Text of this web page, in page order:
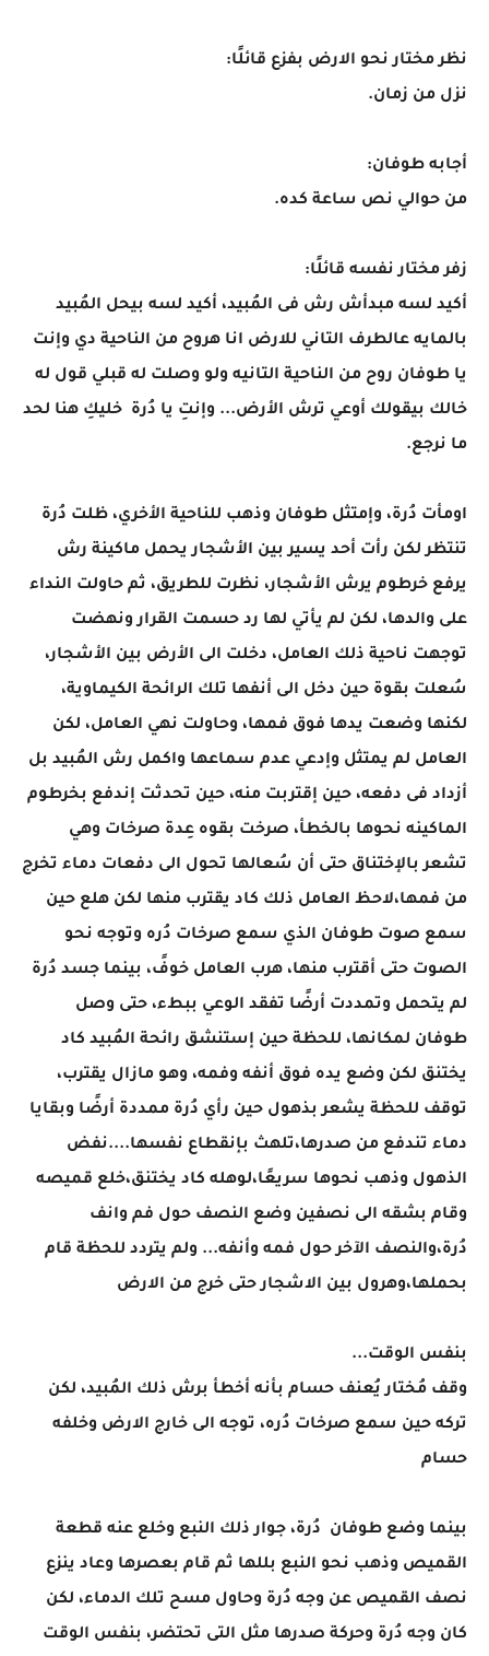
نظر مختار نحو الارض بفزع قائلًا:
نزل من زمان.
أجابه طوفان:
من حوالي نص ساعة كده.
زفر مختار نفسه قائلًا:
أكيد لسه مبدأش رش فى المُبيد، أكيد لسه بيحل المُبيد
بالمايه عالطرف التاني للارض انا هروح من الناحية دي وإنت
يا طوفان روح من الناحية التانيه ولو وصلت له قبلي قول له
خالك بيقولك أوعي ترش الأرض... وإنتِ يا دُرة خليكِ هنا لحد
ما نرجع.
اومأت دُرة، وإمتثل طوفان وذهب للناحية الأخري، ظلت دُرة
تنتظر لكن رأت أحد يسير بين الأشجار يحمل ماكينة رش
يرفع خرطوم يرش الأشجار، نظرت للطريق، ثم حاولت النداء
على والدها، لكن لم يأتي لها رد حسمت القرار ونهضت
توجهت ناحية ذلك العامل، دخلت الى الأرض بين الأشجار،
سُعلت بقوة حين دخل الى أنفها تلك الرائحة الكيماوية،
لكنها وضعت يدها فوق فمها، وحاولت نهي العامل، لكن
العامل لم يمتثل وإدعي عدم سماعها واكمل رش المُبيد بل
أزداد فى دفعه، حين إقتربت منه، حين تحدثت إندفع بخرطوم
الماكينه نحوها بالخطأ، صرخت بقوه عِدة صرخات وهي
تشعر بالإختناق حتى أن سُعالها تحول الى دفعات دماء تخرج
من فمها،لاحظ العامل ذلك كاد يقترب منها لكن هلع حين
سمع صوت طوفان الذي سمع صرخات دُره وتوجه نحو
الصوت حتى أقترب منها، هرب العامل خوفً، بينما جسد دُرة
لم يتحمل وتمددت أرضًا تفقد الوعي ببطء، حتى وصل
طوفان لمكانها، للحظة حين إستنشق رائحة المُبيد كاد
يختنق لكن وضع يده فوق أنفه وفمه، وهو مازال يقترب،
توقف للحظة يشعر بذهول حين رأي دُرة ممددة أرضًا وبقايا
دماء تندفع من صدرها،تلهث بإنقطاع نفسها....نفض
الذهول وذهب نحوها سريعًا،لوهله كاد يختنق،خلع قميصه
وقام بشقه الى نصفين وضع النصف حول فم وانف
دُرة،والنصف الآخر حول فمه وأنفه... ولم يتردد للحظة قام
بحملها،وهرول بين الاشجار حتى خرج من الارض
بنفس الوقت...
وقف مُختار يُعنف حسام بأنه أخطأ برش ذلك المُبيد، لكن
تركه حين سمع صرخات دُره، توجه الى خارج الارض وخلفه
حسام
بينما وضع طوفان دُرة، جوار ذلك النبع وخلع عنه قطعة
القميص وذهب نحو النبع بللها ثم قام بعصرها وعاد ينزع
نصف القميص عن وجه دُرة وحاول مسح تلك الدماء، لكن
كان وجه دُرة وحركة صدرها مثل التى تحتضر، بنفس الوقت